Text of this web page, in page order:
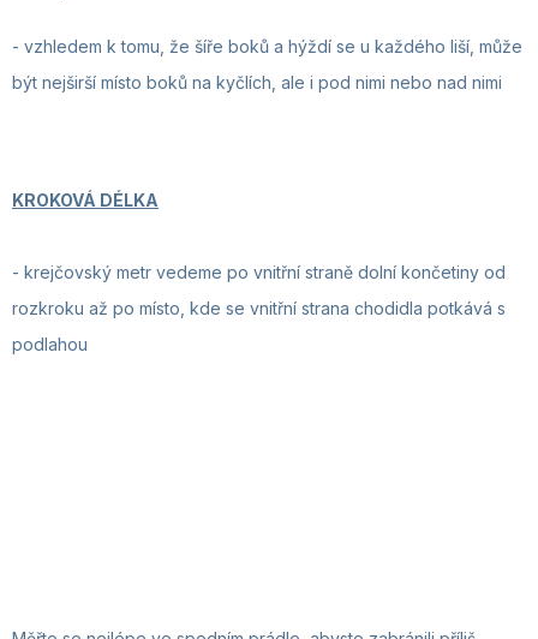
- vzhledem k tomu, že šíře boků a hýždí se u každého liší, může
být nejširší místo boků na kyčlích, ale i pod nimi nebo nad nimi
KROKOVÁ DÉLKA
- krejčovský metr vedeme po vnitřní straně dolní končetiny od
rozkroku až po místo, kde se vnitřní strana chodidla potkává s
podlahou